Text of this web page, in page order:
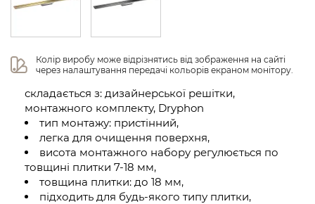
Колір виробу може відрізнятись від зображення на сайті
через налаштування передачі кольорів екраном монітору.
складається з: дизайнерської решітки,
монтажного комплекту, Dryphon
тип монтажу: пристінний,
легка для очищення поверхня,
висота монтажного набору регулюється по
товщині плитки 7-18 мм,
товщина плитки: до 18 мм,
підходить для будь-якого типу плитки,